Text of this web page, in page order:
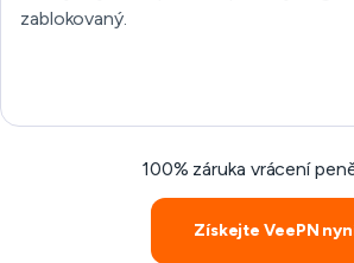
zablokovaný.
100% záruka vrácení
Získejte VeePN